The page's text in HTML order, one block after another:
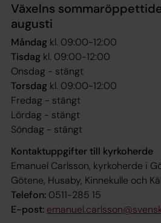
Växelns
augusti
Måndag kl. 09:00-12:00
Tisdag kl. 09:00-12:00
Onsdag - stängt
Torsdag kl. 09:00-12:00
Fredag - stängt
Lördag - stängt
Söndag - stängt
Kontaktuppgifter till kyrkoherde
Emanuel Carlsson, kyrkoherde i
Götene, Husaby, Kinnekulle och
Telefon: 0511-285 15
E-post: